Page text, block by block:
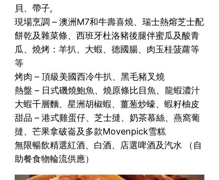
貝、帶子,
現場烹調 – 澳洲M7和牛壽喜燒、瑞士熱熔芝士配
餅乾及雜菜條、西班牙杜洛豬後腿伴蜜瓜及酸青
瓜、燒烤：羊扒、大蝦、德國腸、肉玉桂菠蘿等
等
烤肉 – 頂級美國西冷牛扒、黑毛豬叉燒
熱盤 – 日式磯燒鮑魚、燒原條比目魚、龍蝦濃汁
大蝦千層麵、星洲胡椒蝦、薑葱炒蠔、蝦籽柚皮
甜品 – 港式雞蛋仔、芝士撻、奶茶慕絲、燕窩葡
撻、芒果拿破崙及多款Movenpick雪糕
無限暢飲精選紅酒、白酒、店選啤酒及汽水 （自
助餐食物輪流供應）